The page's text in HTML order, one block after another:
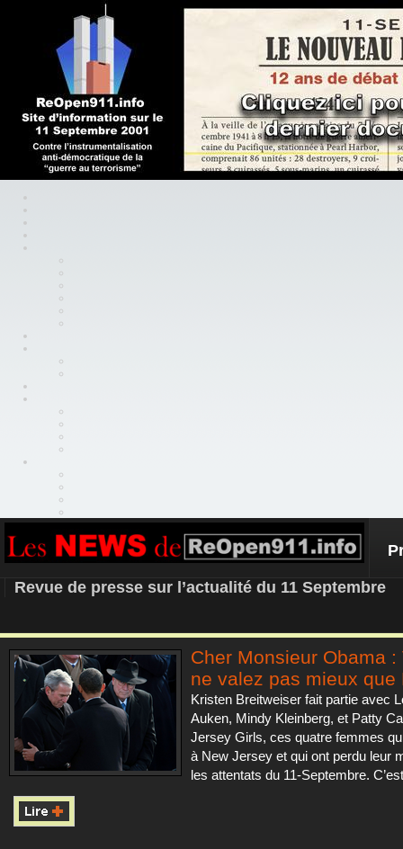
REOPEN911 – NEWS
Revue de presse sur l’actualité du 11 Septembre
Cher Monsieur Obama :
ne valez pas mieux que
Kristen Breitweiser fait partie avec
Auken, Mindy Kleinberg, et Patty
Jersey Girls, ces quatre femmes
à New Jersey et qui ont perdu leur
les attentats du 11-Septembre.